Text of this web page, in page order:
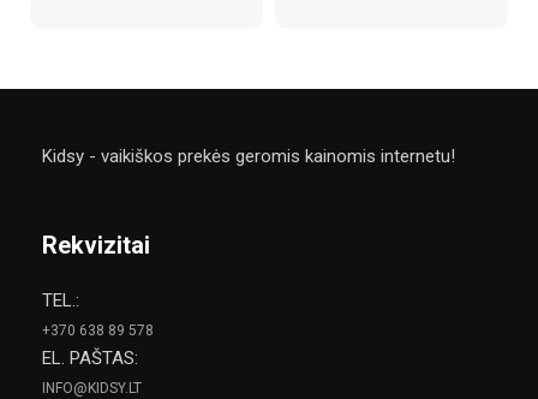
Kidsy - vaikiškos prekės geromis kainomis internetu!
Rekvizitai
TEL.:
+370 638 89 578
EL. PAŠTAS:
INFO@KIDSY.LT